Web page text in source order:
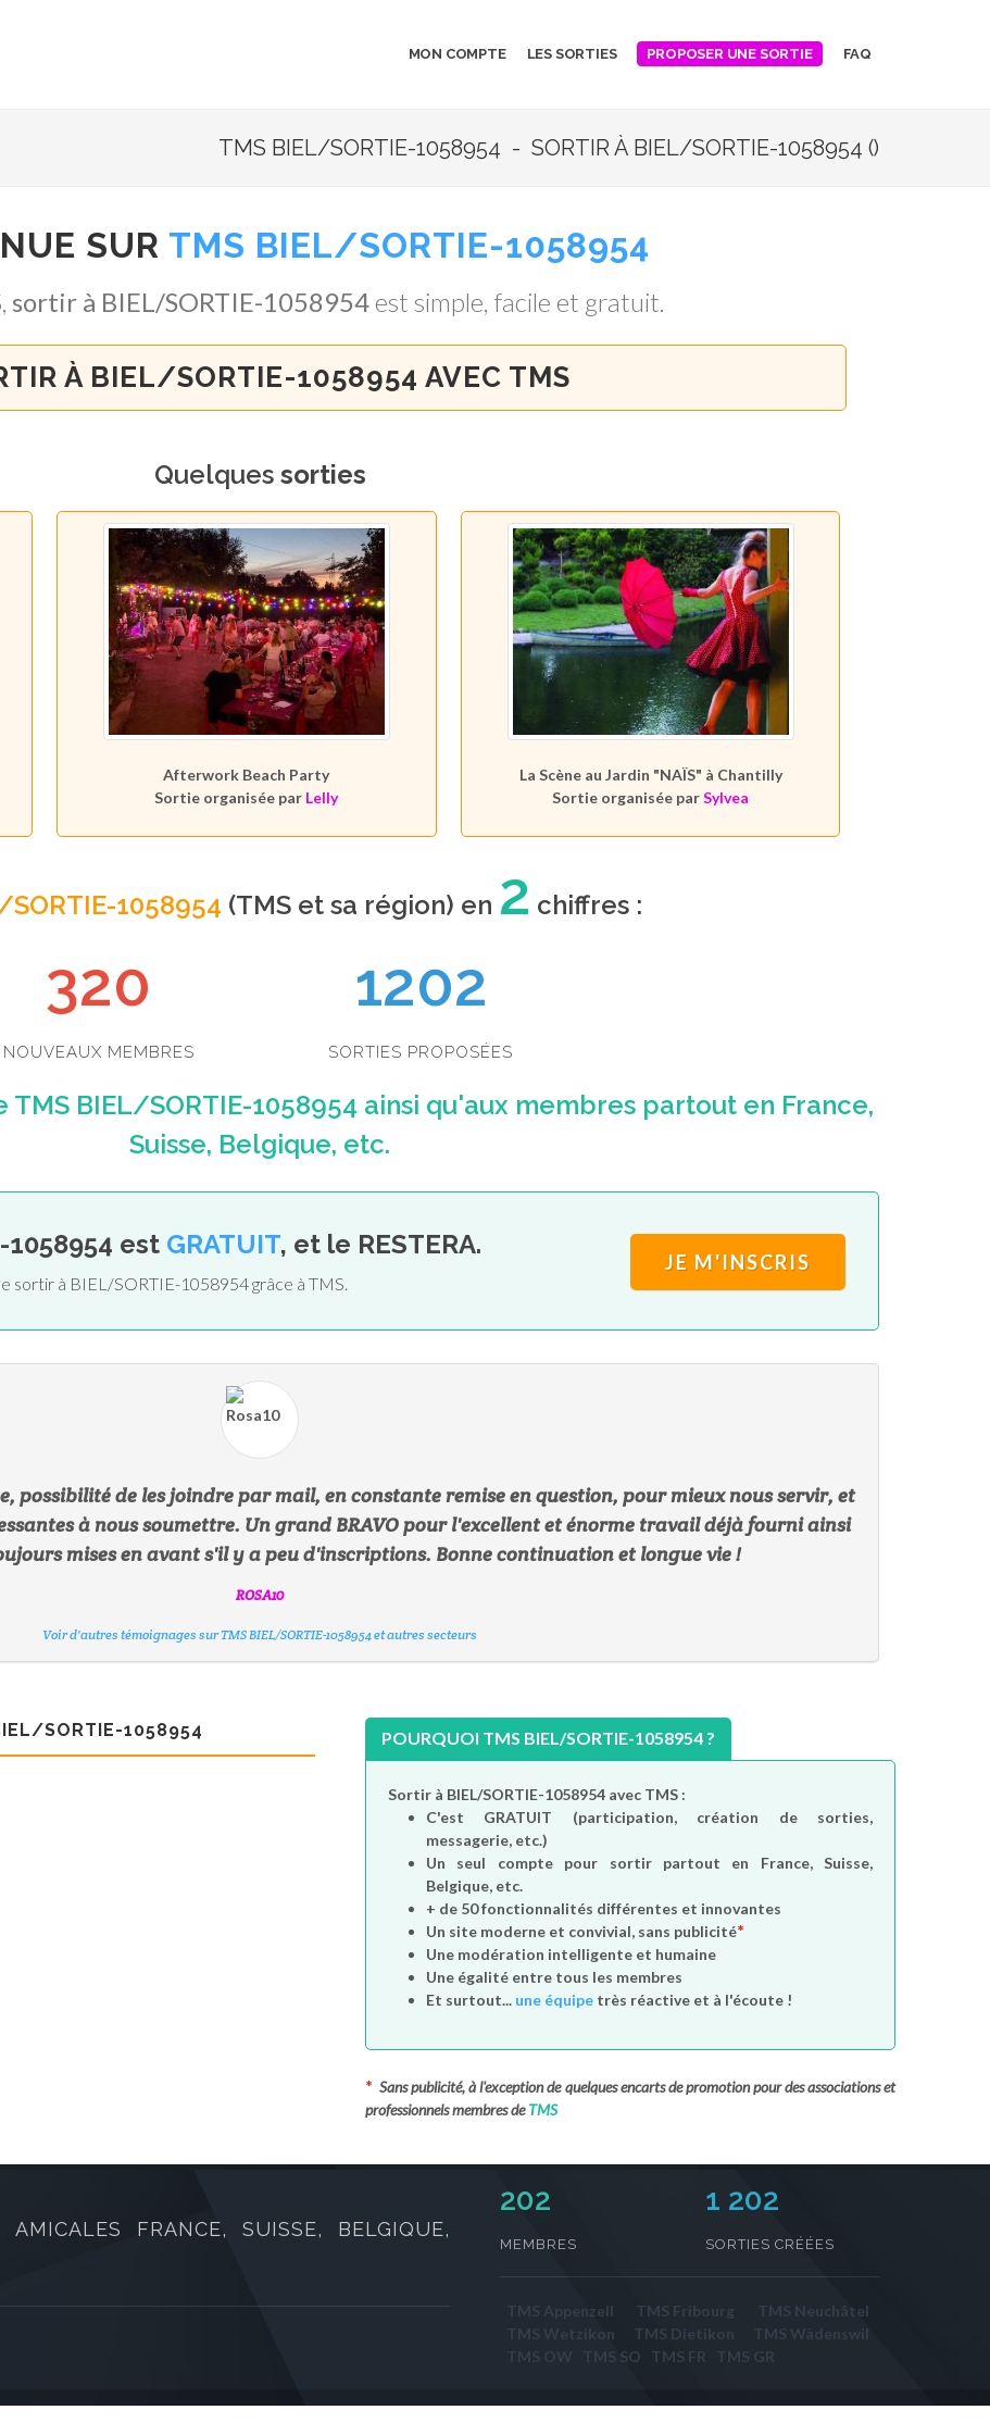
MON COMPTE LES SORTIES PROPOSER UNE SORTIE FAQ
TMS BIEL/SORTIE-1058954 - SORTIR À BIEL/SORTIE-1058954 ()
SUR TMS BIEL/SORTIE-1058954
sortir à BIEL/SORTIE-1058954est simple, facile et gratuit.
À BIEL/SORTIE-1058954 AVEC TMS
Quelques sorties
Afterwork Beach Party
Sortie organisée par Lelly
La Scène au Jardin "NAÏS" à Chantilly
Sortie organisée parSylvea
1058954 (TMS et sa région) en 2 chiffres :
350
NOUVEAUX MEMBRES
1202
SORTIES PROPOSÉES
BIEL/SORTIE-1058954 ainsi qu'aux membres partout en France,
Suisse, Belgique, etc.
est GRATUIT, et le RESTERA.
sortir à BIEL/SORTIE-1058954 grâce à TMS.
JE M'INSCRIS
possibilité de les joindre par mail, en constante remise en question, pour mieux nous servir, et
à nous soumettre. Un grand BRAVO pour l'excellent et énorme travail déjà fourni ainsi
mises en avant s'il y a peu d'inscriptions. Bonne continuation et longue vie !
ROSA10
Voir d'autres témoignages sur TMS BIEL/SORTIE-1058954 et autres secteurs
TARTINE60800
Voir d'autres témoignages sur TMS BIEL/SORTIE-1058954 et autres secteurs
MAAG83
Voir d'autres témoignages sur TMS BIEL/SORTIE-1058954 et autres secteurs
TABASCO
NATH1712
ROIDETREFLE
Voir d'autres témoignages sur TMS BIEL/SORTIE-1058954 et autres secteurs
AGATTE
Voir d'autres témoignages sur TMS BIEL/SORTIE-1058954 et autres secteurs
RANDORANDO
SORTIE-1058954 POURQUOI TMS BIEL/SORTIE-1058954 ?
Sortir à BIEL/SORTIE-1058954 avec TMS :
C'est GRATUIT (participation, création de sorties,
messagerie, etc.)
Un seul comptepour sortir partout en France, Suisse,
Belgique, etc.
+ de 50 fonctionnalités différentes et innovantes
Un site moderne et convivial, sans publicité*
Une modération intelligente et humaine
Une égalité entre tous les membres
Et surtout... une équipe très réactive et à l'écoute !
* Sans publicité, à l'exception de quelques encarts de promotion pour des associations et
professionnels membres deTMS
AMICALES FRANCE, SUISSE, BELGIQUE,
232
MEMBRES
1 202
SORTIES CRÉÉES
TMS Appenzell TMS Fribourg
TMS Neuchâtel
TMS Wetzikon
TMS Dietikon
TMS Wädenswil
TMS OW
TMS SO TMS FR TMS GR